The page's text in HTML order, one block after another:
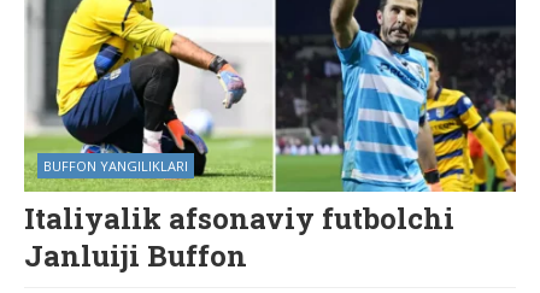
BUFFON YANGILIKLARI
Italiyalik afsonaviy futbolchi
Janluiji Buffon